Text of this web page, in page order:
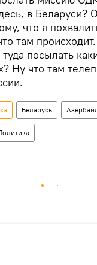
в Беларуси?
что я
там
посылать
Ну что там
Беларусь